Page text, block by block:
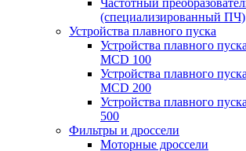
Частотный
(специализированный ПЧ)
Устройства плавного пуска
Устройства плавного
MCD 100
Устройства плавного
MCD 200
Устройства плавного
500
Фильтры и дроссели
Моторные дроссели